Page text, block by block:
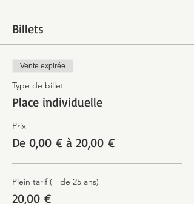
Billets
Vente expirée
Type de billet
Place individuelle
Prix
De 0,00 € à 20,00 €
Plein tarif (+ de 25 ans)
20,00 €